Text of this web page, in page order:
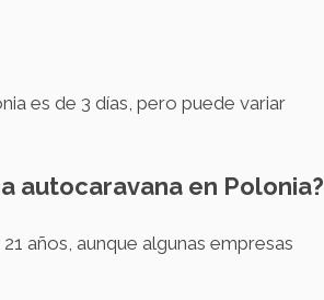
es de 3 días, pero puede variar
autocaravana en Polonia?
años, aunque algunas empresas